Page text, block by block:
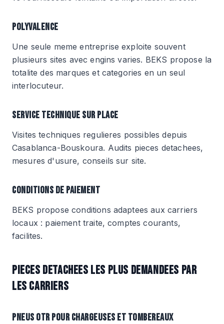
POLYVALENCE
Une seule meme entreprise exploite souvent
plusieurs sites avec engins varies. BEKS propose la
totalite des marques et categories en un seul
interlocuteur.
SERVICE TECHNIQUE SUR PLACE
Visites techniques regulieres possibles depuis
Casablanca-Bouskoura. Audits pieces detachees,
mesures d'usure, conseils sur site.
CONDITIONS DE PAIEMENT
BEKS propose conditions adaptees aux carriers
locaux : paiement traite, comptes courants,
facilites.
PIECES DETACHEES LES PLUS DEMANDEES PAR
LES CARRIERS
PNEUS OTR POUR CHARGEUSES ET TOMBEREAUX